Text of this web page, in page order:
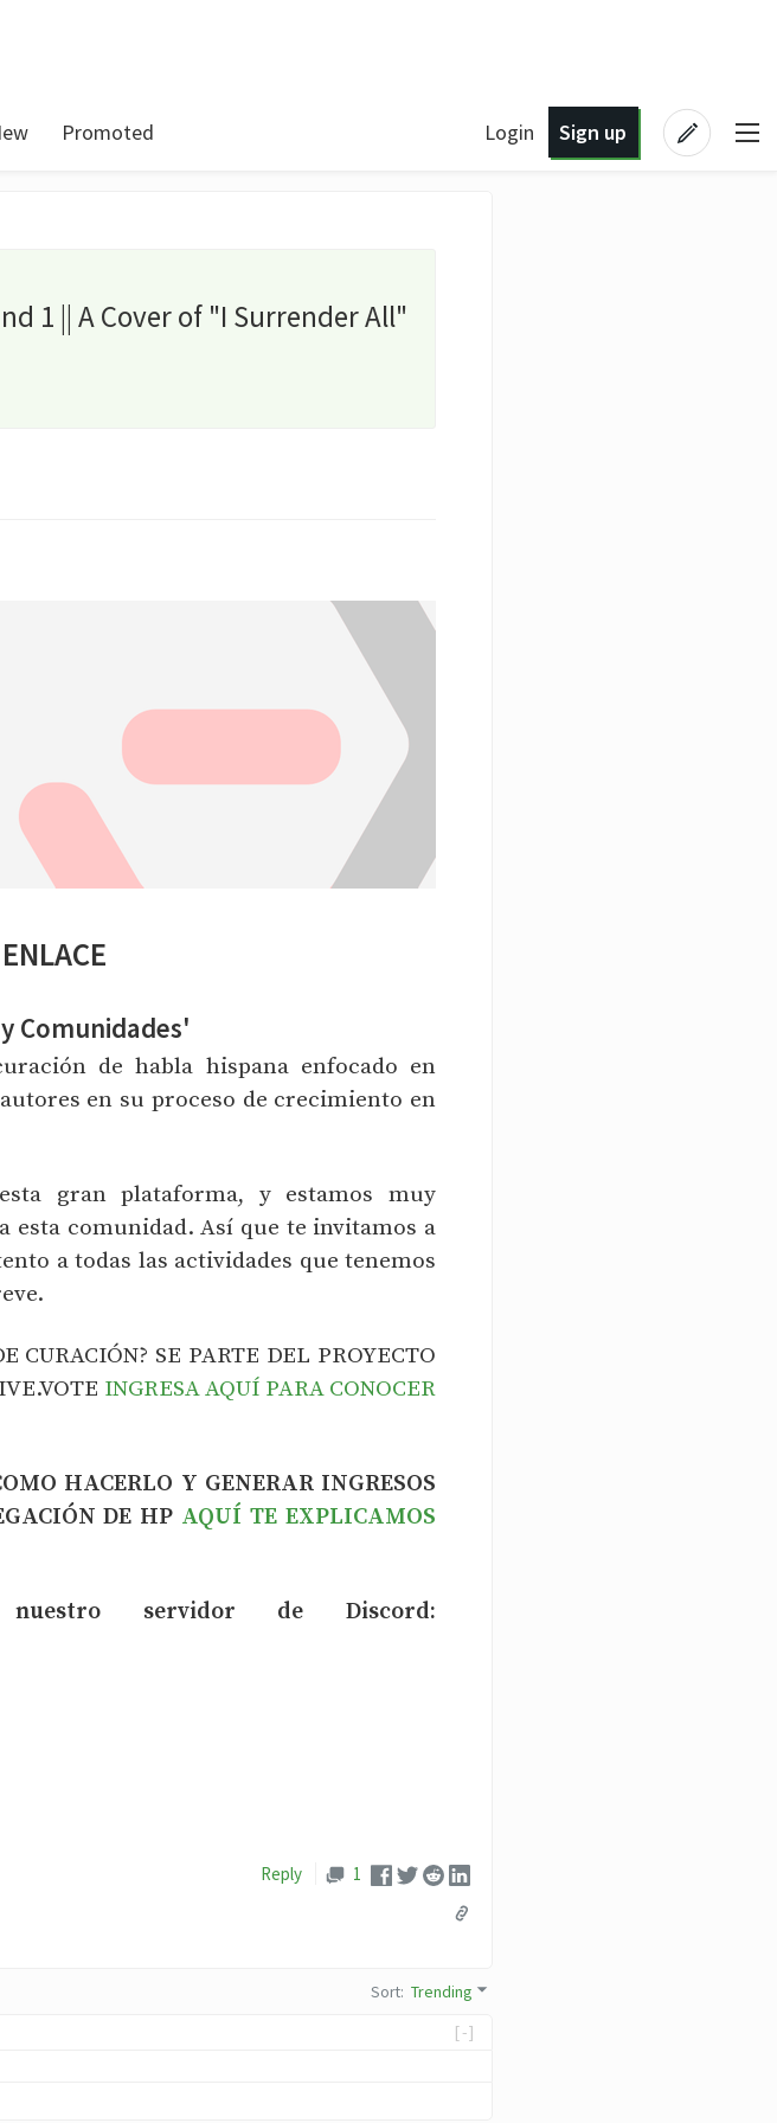
Promoted Login Sign up
1 || A Cover of "I Surrender All"
Comunidades'
de habla hispana enfocado en
en su proceso de crecimiento en
gran plataforma, y estamos muy
esta comunidad. Así que te invitamos a
a todas las actividades que tenemos
CURACIÓN? SE PARTE DEL PROYECTO
INGRESA AQUÍ PARA CONOCER
HACERLO Y GENERAR INGRESOS
DE HP AQUÍ TE EXPLICAMOS
servidor de Discord:
Reply 1
Sort:Trending
[-]